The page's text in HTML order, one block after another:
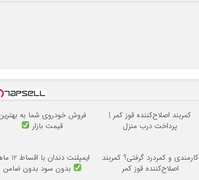
کمربند اصلاح‌کننده قوز کمر |
پرداخت درب منزل
فروش خودروی شما به
قیمت بازار
کارمندی و کمردرد گرفتی؟ کمربند
اصلاح‌کننده قوز کمر
ایمپلنت دندان با اقساط 12 ماهه
بدون سود بدون ضامن